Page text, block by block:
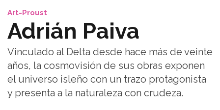
Art-Proust
Adrián Paiva
Vinculado al Delta desde hace más de veinte
años, la cosmovisión de sus obras exponen
el universo isleño con un trazo protagonista
y presenta a la naturaleza con crudeza.